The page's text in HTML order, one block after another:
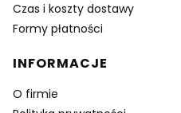
Czas i koszty dostawy
Formy płatności
INFORMACJE
O firmie